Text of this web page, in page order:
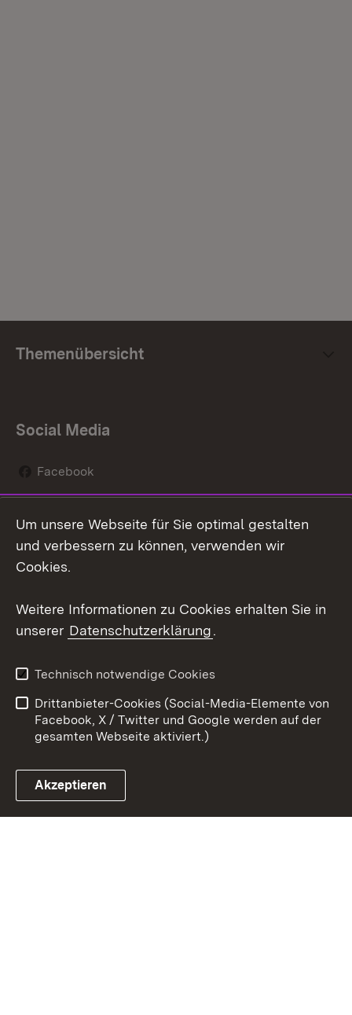
Themenübersicht
Social Media
Facebook
Social Wall
Youtube
Link zum Landesportal
Kontakt
Datenschutz
Barrierefreiheit
Impressum Cookies
Um unsere Webseite für Sie optimal gestalten
und verbessern zu können, verwenden wir
Cookies.
Weitere Informationen zu Cookies erhalten Sie in
unserer Datenschutzerklärung.
Technisch notwendige Cookies
Drittanbieter-Cookies (Social-Media-Elemente von
Facebook, X / Twitter und Google werden auf der
gesamten Webseite aktiviert.)
Akzeptieren